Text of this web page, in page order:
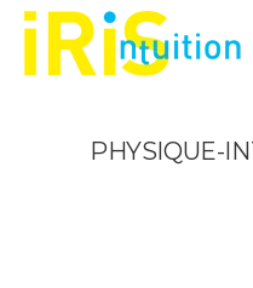
PHYSIQUE-